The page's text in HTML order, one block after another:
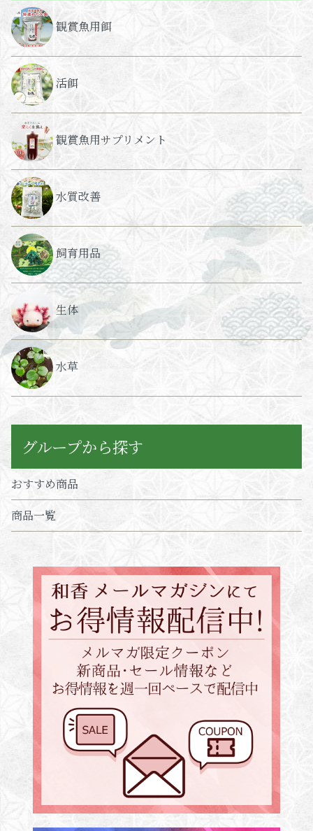
観賞魚用餌
活餌
観賞魚用サプリメント
水質改善
飼育用品
生体
水草
グループから探す
おすすめ商品
商品一覧